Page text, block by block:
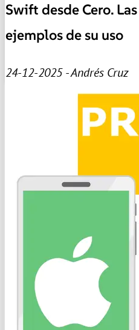
Swift desde Cero.
ejemplos de su uso
24-12-2025 - Andrés Cruz